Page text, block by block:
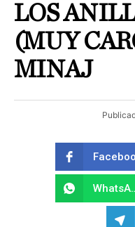
LOS
(MUY
MINAJ